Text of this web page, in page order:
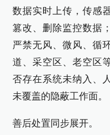
数据实时上传，传感
篡改、删除监控数据
严禁无风、微风、循
道、采空区、老空区
否存在系统未纳入、
未覆盖的隐蔽工作面。
善后处置同步展开。